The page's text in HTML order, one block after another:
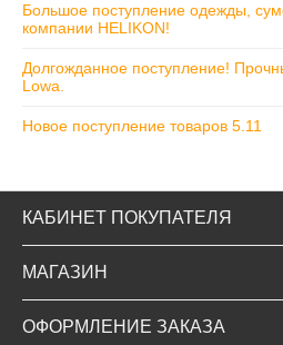
Большое поступление одежды,
компании HELIKON!
Долгожданное поступление!​
Lowa.
Новое поступление товаров 5.11
КАБИНЕТ ПОКУПАТЕЛЯ
МАГАЗИН
ОФОРМЛЕНИЕ ЗАКАЗА